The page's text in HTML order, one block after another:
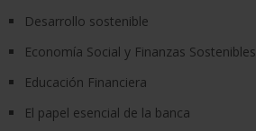
Desarrollo sostenible
Economía Social y Finanzas Sostenibles
Educación Financiera
El papel esencial de la banca